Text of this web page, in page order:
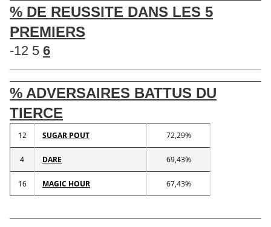
% DE REUSSITE DANS LES 5
PREMIERS
-12 5 6
% ADVERSAIRES BATTUS DU
TIERCE
12 SUGAR POUT 72,29%
4 DARE 69,43%
16 MAGIC HOUR 67,43%